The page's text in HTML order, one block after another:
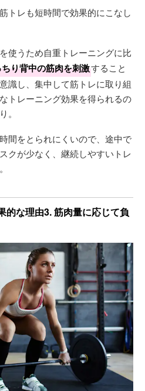
トレも短時間で効果的にこなし
使うため自重トレーニングに比
り背中の筋肉を刺激すること
識し、集中して筋トレに取り組
トレーニング効果を得られるの
。
間をとられにくいので、途中で
クが少なく、継続しやすいトレ
的な理由3. 筋肉量に応じて負